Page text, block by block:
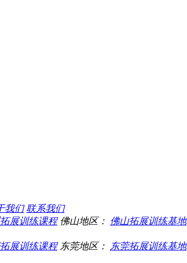
我们 联系我们
展训练课程 佛山地区： 佛山拓展训练基地
展训练课程 东莞地区： 东莞拓展训练基地